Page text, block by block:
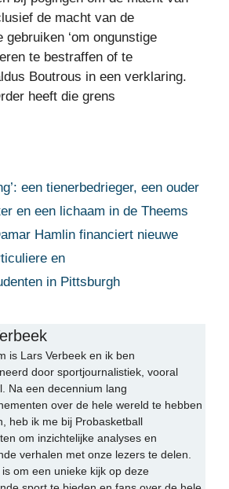
de macht van de
gebruiken ‘om ongunstige
te bestraffen of te
Boutrous in een verklaring.
heeft die grens
een tienerbedrieger, een ouder
en een lichaam in de Theems
Hamlin financiert nieuwe
en
in Pittsburgh
is Lars Verbeek en ik ben
door sportjournalistiek, vooral
Na een decennium lang
over de hele wereld te hebben
heb ik me bij Probasketball
om inzichtelijke analyses en
verhalen met onze lezers te delen.
is om een unieke kijk op deze